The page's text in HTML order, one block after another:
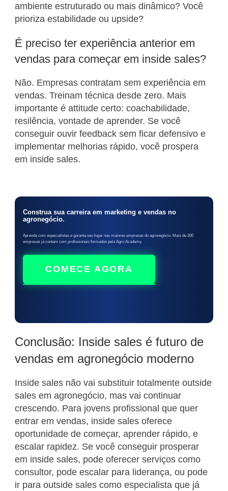
ambiente estruturado ou mais dinâmico? Você
prioriza estabilidade ou upside?
É preciso ter experiência anterior em
vendas para começar em inside sales?
Não. Empresas contratam sem experiência em
vendas. Treinam técnica desde zero. Mais
importante é attitude certo: coachabilidade,
resilência, vontade de aprender. Se você
conseguir ouvir feedback sem ficar defensivo e
implementar melhorias rápido, você prospera
em inside sales.
Construa sua carreira em marketing e vendas no
agronegócio.
Aprenda com especialistas e garanta seu lugar nas maiores empresas do agronegócio. Mais de 300
empresas já contam com profissionais formados pela Agro Academy.
COMECE AGORA
Conclusão: Inside sales é futuro de
vendas em agronegócio moderno
Inside sales não vai substituir totalmente outside
sales em agronegócio, mas vai continuar
crescendo. Para jovens profissional que quer
entrar em vendas, inside sales oferece
oportunidade de começar, aprender rápido, e
escalar rapidez. Se você conseguir prosperar
em inside sales, pode oferecer serviços como
consultor, pode escalar para liderança, ou pode
ir para outside sales como especialista que já